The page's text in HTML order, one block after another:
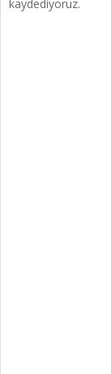
kaydediyoruz.